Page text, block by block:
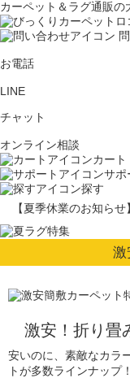
カーペット＆ラグ通販の
お電話
LINE
チャット
オンライン相談
カート
サポ
探す
【夏季休業のお知らせ】
激
激安！折り畳
安いのに、素敵なカラ
トが多数ラインナップ！